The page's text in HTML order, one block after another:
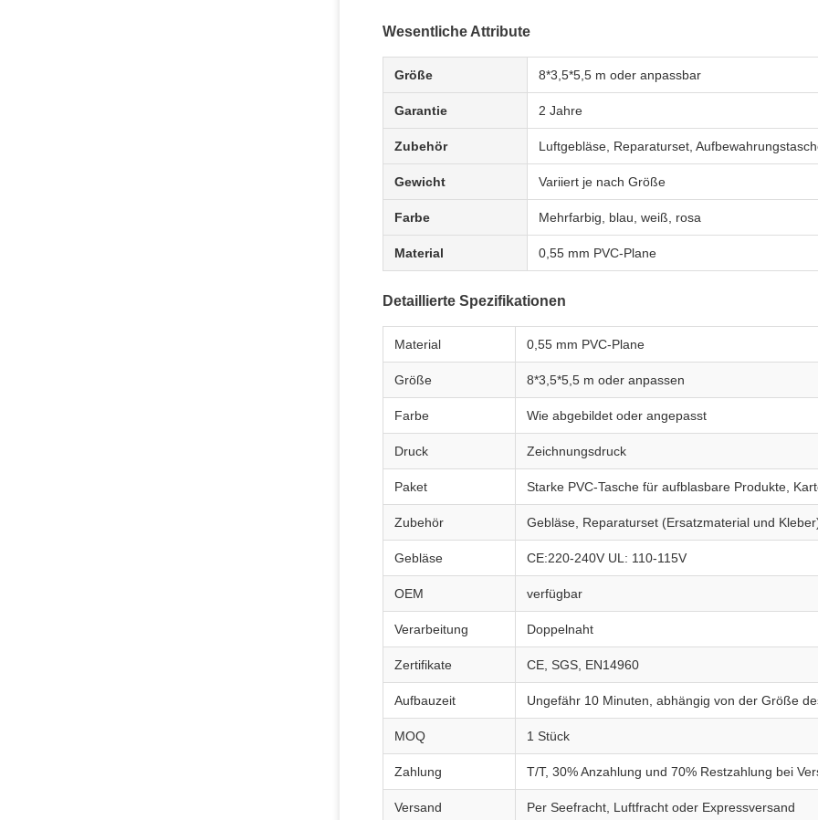
Wesentliche Attribute
Größe 8*3,5*5,5 m oder anpassbar
Garantie 2 Jahre
Zubehör Luftgebläse, Reparaturset,
Gewicht Variiert je nach Größe
Farbe Mehrfarbig, blau, weiß, rosa
Material 0,55 mm PVC-Plane
Detaillierte Spezifikationen
Material 0,55 mm PVC-Plane
Größe 8*3,5*5,5 m oder anpassen
Farbe Wie abgebildet oder angepasst
Druck Zeichnungsdruck
Paket Starke PVC-Tasche für aufblasbare Produkte,
Zubehör Gebläse, Reparaturset (Ersatzmaterial und
Gebläse CE:220-240V UL: 110-115V
OEM verfügbar
Verarbeitung Doppelnaht
Zertifikate CE, SGS, EN14960
Aufbauzeit Ungefähr 10 Minuten, abhängig von der Größe
MOQ 1 Stück
Zahlung T/T, 30% Anzahlung und 70% Restzahlung bei
Versand Per Seefracht, Luftfracht oder Expressversand